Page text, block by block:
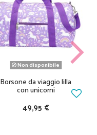
Non disponibile
Borsone da viaggio lilla
con unicorni
49,95 €